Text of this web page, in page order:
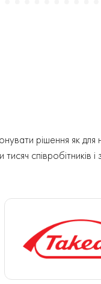
рішення як для
співробітників